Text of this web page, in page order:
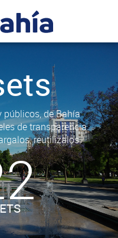
de Bahía
de transparencia.
reutilizalos.